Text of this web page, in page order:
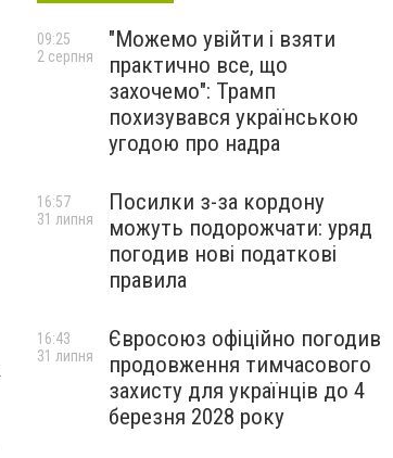
"Можемо увійти і взяти
практично все, що
захочемо": Трамп
похизувався українською
угодою про надра
09:25
2 серпня
Посилки з-за кордону
можуть подорожчати: уряд
погодив нові податкові
правила
16:57
31 липня
Євросоюз офіційно погодив
продовження тимчасового
захисту для українців до 4
березня 2028 року
16:43
31 липня